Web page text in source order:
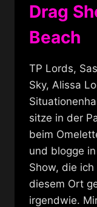
Drag
Beach
TP Lords,
Sky, Alissa
sitze in der
beim
und blogge
Show, die
diesem Ort
irgendwie.